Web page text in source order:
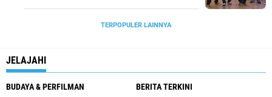
TERPOPULER LAINNYA
JELAJAHI
BUDAYA & PERFILMAN
BERITA TERKINI